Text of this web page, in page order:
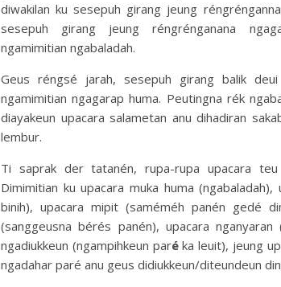
diwakilan ku sesepuh girang jeung
sesepuh girang jeung réngrénganana
ngamimitian ngabaladah.
Geus réngsé jarah, sesepuh girang balik
ngamimitian ngagarap huma. Peutingna rék
diayakeun upacara salametan anu dihadiran
lembur.
Ti saprak der tatanén, rupa-rupa upacara teu
Dimimitian ku upacara muka huma
binih), upacara mipit (saméméh panén gedé
(sanggeusna bérés panén), upacara
ngadiukkeun (ngampihkeun paréka leuit), jeung
ngadahar paré anu geus didiukkeun/diteundeun